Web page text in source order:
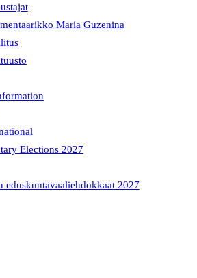
Maria Guzenina
Elections 2027
eduskuntavaaliehdokkaat 2027